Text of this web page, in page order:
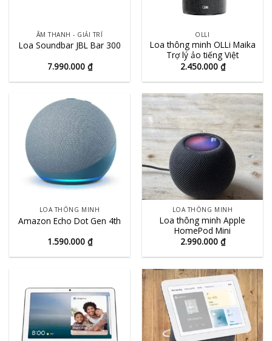
ÂM THANH - GIẢI TRÍ
Loa Soundbar JBL Bar 300
7.990.000 ₫
OLLI
Loa thông minh OLLi Maika
Trợ lý ảo tiếng Việt
2.450.000 ₫
LOA THÔNG MINH
Amazon Echo Dot Gen 4th
1.590.000 ₫
LOA THÔNG MINH
Loa thông minh Apple
HomePod Mini
2.990.000 ₫